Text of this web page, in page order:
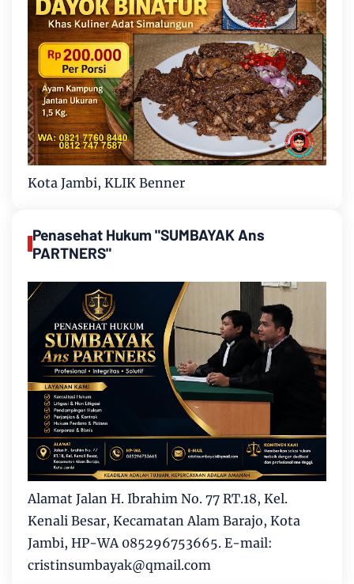
Kota Jambi, KLIK Benner
Penasehat Hukum "SUMBAYAK Ans
PARTNERS"
Alamat Jalan H. Ibrahim No. 77 RT.18, Kel.
Kenali Besar, Kecamatan Alam Barajo, Kota
Jambi, HP-WA 085296753665. E-mail:
cristinsumbayak@qmail.com